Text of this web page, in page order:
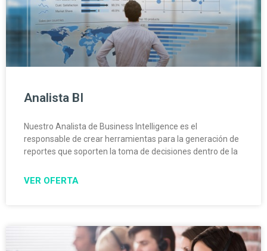
Analista BI
Nuestro Analista de Business Intelligence es el
responsable de crear herramientas para la generación de
reportes que soporten la toma de decisiones dentro de la
VER OFERTA